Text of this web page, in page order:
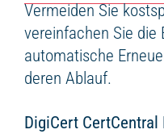
Vermeiden Sie
vereinfachen Sie die
automatische
deren Ablauf.
DigiCert CertCentral